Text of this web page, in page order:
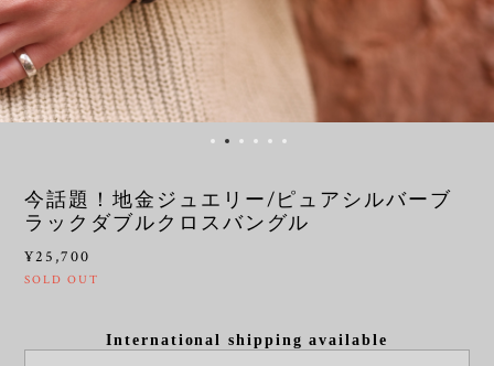
今話題！地金ジュエリー/ピュアシルバーブ
ラックダブルクロスバングル
¥25,700
SOLD OUT
International shipping available